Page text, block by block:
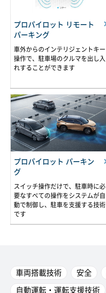
プロパイロット リモート
パーキング
車外からのインテリジェントキー
操作で、駐車場のクルマを出し入
れすることができます
プロパイロット パーキン
グ
スイッチ操作だけで、駐車時に必
要なすべての操作をシステムが自
動で制御し、駐車を支援する技術
です
車両搭載技術 安全
自動運転・運転支援技術